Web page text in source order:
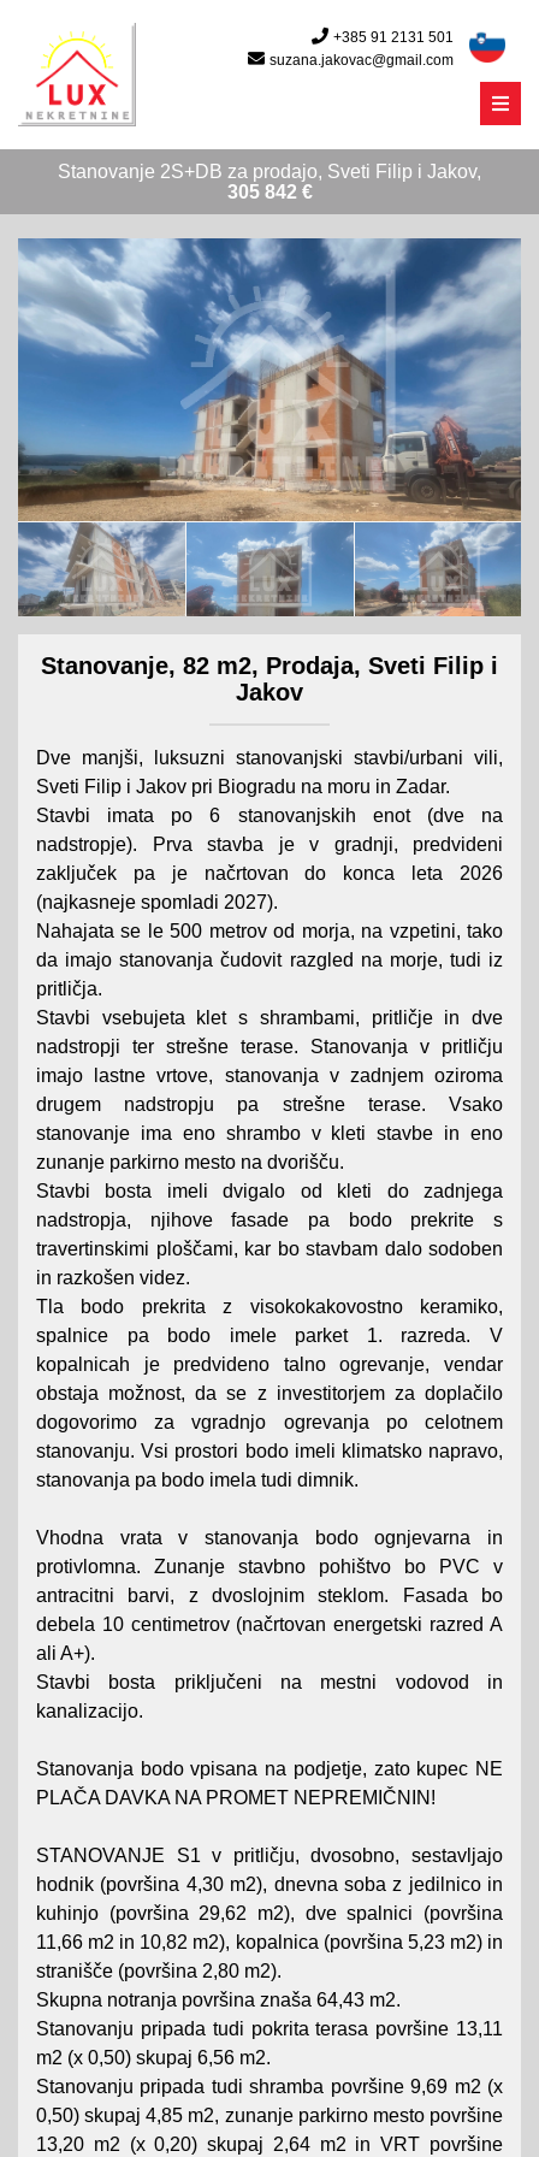
+385 91 2131 501
suzana.jakovac@gmail.com
Menu
Stanovanje 2S+DB za prodajo, Sveti Filip i Jakov,
305 842 €
Stanovanje, 82 m2, Prodaja, Sveti Filip i
Jakov
Dve manjši, luksuzni stanovanjski stavbi/urbani vili,
Sveti Filip i Jakov pri Biogradu na moru in Zadar.
Stavbi imata po 6 stanovanjskih enot (dve na
nadstropje). Prva stavba je v gradnji, predvideni
zaključek pa je načrtovan do konca leta 2026
(najkasneje spomladi 2027).
Nahajata se le 500 metrov od morja, na vzpetini, tako
da imajo stanovanja čudovit razgled na morje, tudi iz
pritličja.
Stavbi vsebujeta klet s shrambami, pritličje in dve
nadstropji ter strešne terase. Stanovanja v pritličju
imajo lastne vrtove, stanovanja v zadnjem oziroma
drugem nadstropju pa strešne terase. Vsako
stanovanje ima eno shrambo v kleti stavbe in eno
zunanje parkirno mesto na dvorišču.
Stavbi bosta imeli dvigalo od kleti do zadnjega
nadstropja, njihove fasade pa bodo prekrite s
travertinskimi ploščami, kar bo stavbam dalo sodoben
in razkošen videz.
Tla bodo prekrita z visokokakovostno keramiko,
spalnice pa bodo imele parket 1. razreda. V
kopalnicah je predvideno talno ogrevanje, vendar
obstaja možnost, da se z investitorjem za doplačilo
dogovorimo za vgradnjo ogrevanja po celotnem
stanovanju. Vsi prostori bodo imeli klimatsko napravo,
stanovanja pa bodo imela tudi dimnik.
Vhodna vrata v stanovanja bodo ognjevarna in
protivlomna. Zunanje stavbno pohištvo bo PVC v
antracitni barvi, z dvoslojnim steklom. Fasada bo
debela 10 centimetrov (načrtovan energetski razred A
ali A+).
Stavbi bosta priključeni na mestni vodovod in
kanalizacijo.
Stanovanja bodo vpisana na podjetje, zato kupec NE
PLAČA DAVKA NA PROMET NEPREMIČNIN!
STANOVANJE S1 v pritličju, dvosobno, sestavljajo
hodnik (površina 4,30 m2), dnevna soba z jedilnico in
kuhinjo (površina 29,62 m2), dve spalnici (površina
11,66 m2 in 10,82 m2), kopalnica (površina 5,23 m2) in
stranišče (površina 2,80 m2).
Skupna notranja površina znaša 64,43 m2.
Stanovanju pripada tudi pokrita terasa površine 13,11
m2 (x 0,50) skupaj 6,56 m2.
Stanovanju pripada tudi shramba površine 9,69 m2 (x
0,50) skupaj 4,85 m2, zunanje parkirno mesto površine
13,20 m2 (x 0,20) skupaj 2,64 m2 in VRT površine